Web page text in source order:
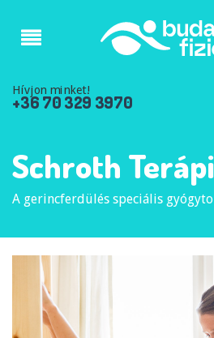
Hívjon minket!
+36 70 329 3970
Schroth
A gerincferdülés speciális